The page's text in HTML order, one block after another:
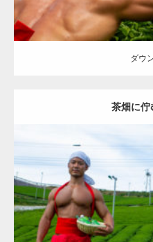
ダウ
茶畑に佇
Update:
Category:茶畑のマッチョ その他
ョ)